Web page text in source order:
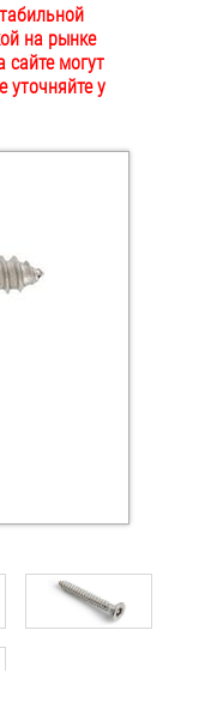
резьбой
на рынке
могут
уточняйте у